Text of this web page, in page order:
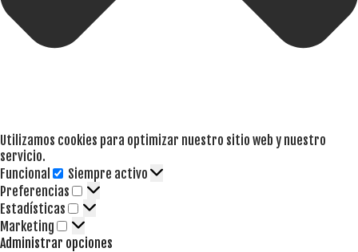
Utilizamos cookies para optimizar nuestro sitio web y nuestro
servicio.
Funcional
Funcional
Siempre activo
Preferencias
Preferencias
Estadísticas Estadísticas
Marketing Marketing
Administrar opciones